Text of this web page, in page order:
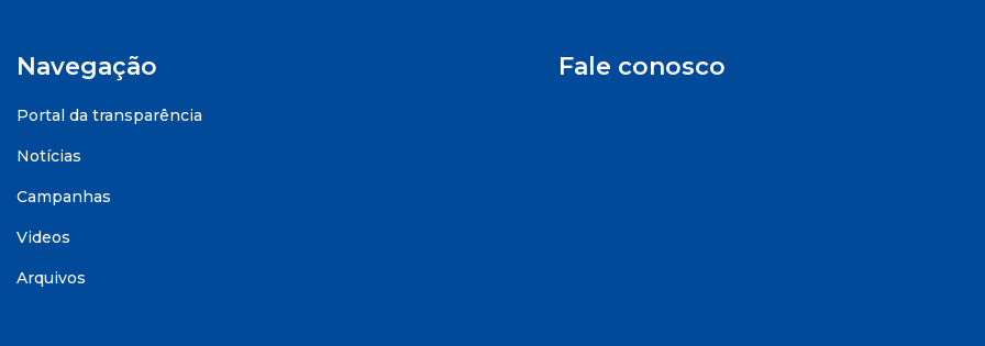
Navegação
Portal da transparência
Notícias
Campanhas
Videos
Arquivos
Fale conosco